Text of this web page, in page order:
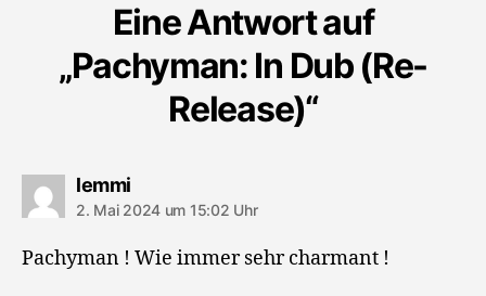
Eine Antwort auf
„Pachyman: In Dub (Re-
Release)“
lemmisagt:
2. Mai 2024 um 15:02 Uhr
Pachyman ! Wie immer sehr charmant !